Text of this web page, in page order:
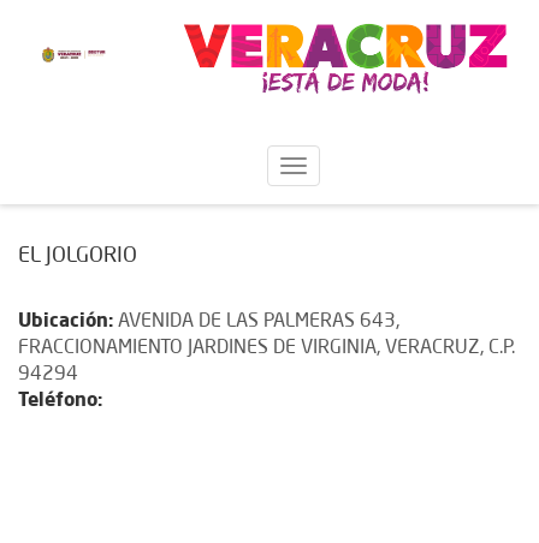
EL JOLGORIO
Ubicación: AVENIDA DE LAS PALMERAS 643,
FRACCIONAMIENTO JARDINES DE VIRGINIA, VERACRUZ, C.P.
94294
Teléfono: